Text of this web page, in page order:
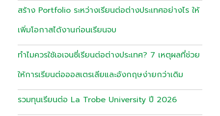
สร้าง Portfolio ระหว่างเรียนต่อต่างประเทศอย่างไร ให้
เพิ่มโอกาสได้งานก่อนเรียนจบ
ทำไมควรใช้เอเจนซี่เรียนต่อต่างประเทศ? 7 เหตุผลที่ช่วย
ให้การเรียนต่อออสเตรเลียและอังกฤษง่ายกว่าเดิม
รวมทุนเรียนต่อ La Trobe University ปี 2026